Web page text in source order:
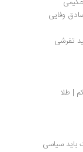
در ستایش من ببر نیستم، پیچیده به بالای خود تاکم | طلا
یوسفعلی میرشکاک: بعد از انقلاب فکر کردیم ادبیات باید سیاسی